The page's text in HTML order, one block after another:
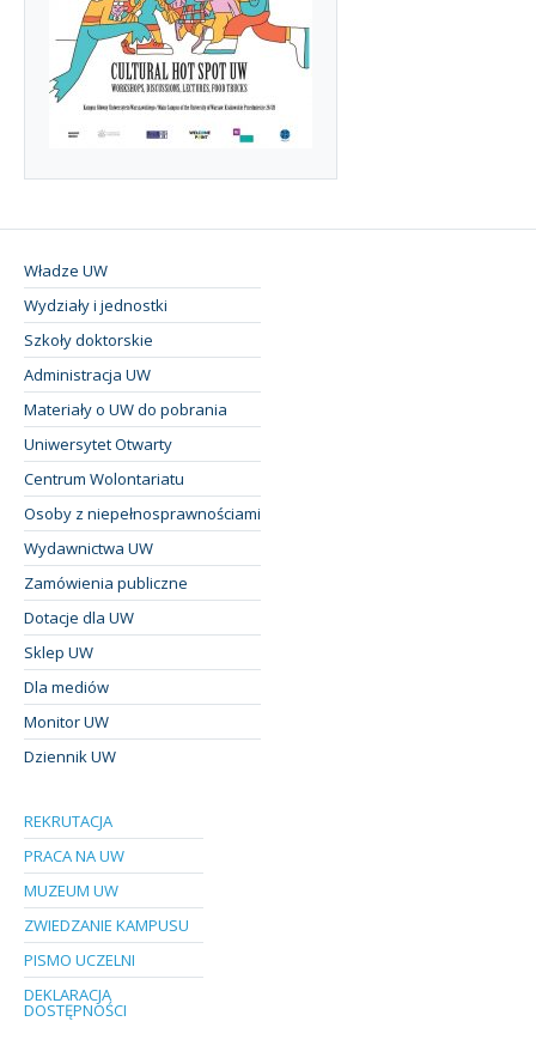
Władze UW
Wydziały i jednostki
Szkoły doktorskie
Administracja UW
Materiały o UW do pobrania
Uniwersytet Otwarty
Centrum Wolontariatu
Osoby z niepełnosprawnościami
Wydawnictwa UW
Zamówienia publiczne
Dotacje dla UW
Sklep UW
Dla mediów
Monitor UW
Dziennik UW
REKRUTACJA
PRACA NA UW
MUZEUM UW
ZWIEDZANIE KAMPUSU
PISMO UCZELNI
DEKLARACJA
DOSTĘPNOŚCI